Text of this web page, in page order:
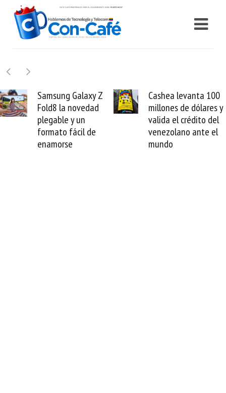
Z
Cashea levanta 100
millones de dólares y
valida el crédito del
venezolano ante el
mundo
El buque Wave
Sentinel
reparación del
cable de